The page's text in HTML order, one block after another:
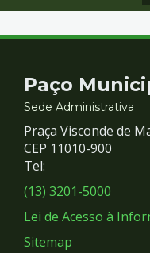
Contato
e
Redes
Sociais
Paço
Sede Administrativa
Praça Visconde de
CEP 11010-900
Tel:
(13) 3201-5000
Lei de Acesso à
Sitemap